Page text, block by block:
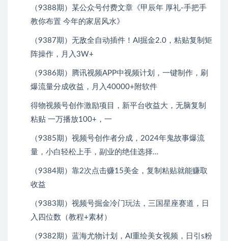
（9388期）某公众号付费文章《甲辰年 厚礼-手把手
教你布置 今年的家居风水》
（9387期）无敌全自动插件！AI掘金2.0，粘贴复制矩
阵操作，月入3W+
（9386期）腾讯视频APP中视频计划，一键制作，刷
爆流量分成收益，月入40000+附软件
得物视频号创作激励项目，新平台收益大，无脑复制
粘贴 一万播放100+，一
（9385期）视频号创作者分成，2024年鬼故事爆流
量，小白轻松上手，副业的绝佳选择…
（9384期）靠2次点击赚15美金，复制粘贴就能赚取
收益
（9383期）视频号掘金冷门玩法，三国星座赛道，日
入四位数（教程+素材）
（9382期）蓝海尤物计划，AI重绘美女视频，日引s粉